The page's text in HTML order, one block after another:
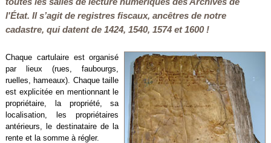
l'État. Il s’agit de registres fiscaux, ancêtres de notre
cadastre, qui datent de 1424, 1540, 1574 et 1600 !
Chaque cartulaire est organisé
par lieux (rues, faubourgs,
ruelles, hameaux). Chaque taille
est explicitée en mentionnant le
propriétaire, la propriété, sa
localisation, les propriétaires
antérieurs, le destinataire de la
rente et la somme à régler.